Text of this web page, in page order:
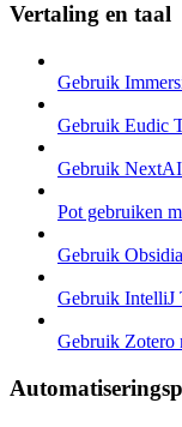
Vertaling en taal
Gebruik
Gebruik Eudic
Gebruik
Pot gebruiken
Gebruik
Gebruik IntelliJ
Gebruik Zotero